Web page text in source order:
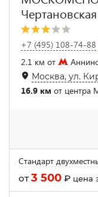
+7 (495) 108-74-88
2.1 км от
Москва, ул.
16.9 км от
Стандарт
от3 500 ₽ цена